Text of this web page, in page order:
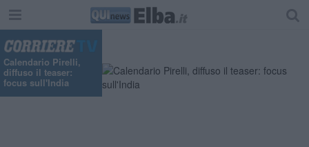
Calendario Pirelli,
diffuso il teaser:
focus sull'India